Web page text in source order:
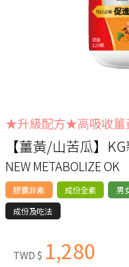
★升級配方★高吸收
【薑黃/山苦瓜】
NEW METABOLIZE OK
膠囊非素 成份全素 男
成份及吃法
TWD $ 1,280